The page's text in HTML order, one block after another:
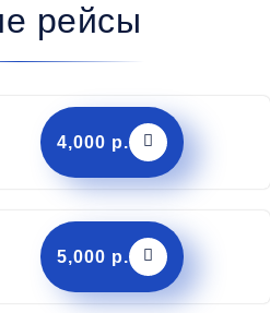
рейсы
4,000 р.
5,000 р.